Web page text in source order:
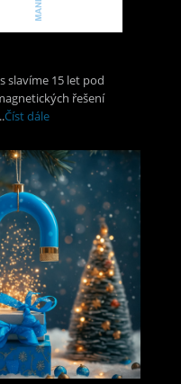
slavíme 15 let pod
řešení
Číst dále